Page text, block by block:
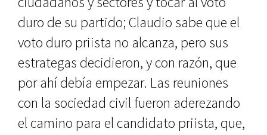
duro de su partido; Claudio sabe que el
voto duro priista no alcanza, pero sus
estrategas decidieron, y con razón, que
por ahí debía empezar. Las reuniones
con la sociedad civil fueron aderezando
el camino para el candidato priista, que,